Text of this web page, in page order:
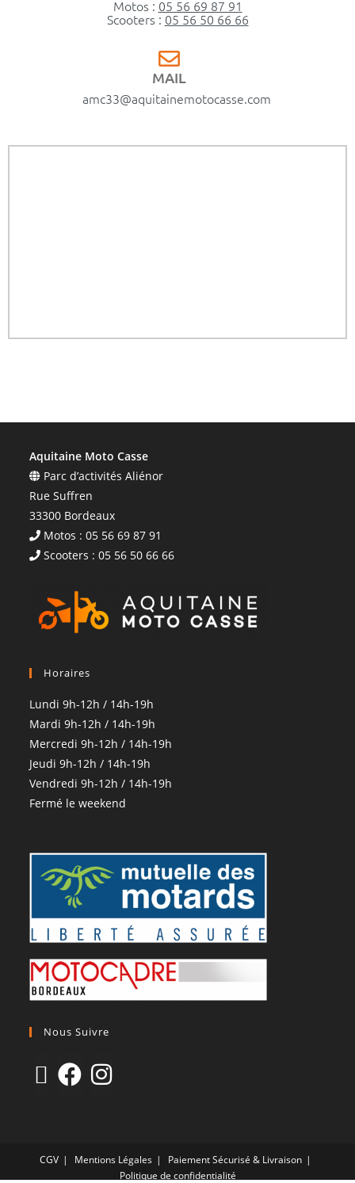
Motos : 05 56 69 87 91
Scooters : 05 56 50 66 66
MAIL
amc33@aquitainemotocasse.com
Aquitaine Moto Casse
Parc d’activités Aliénor
Rue Suffren
33300 Bordeaux
Motos : 05 56 69 87 91
Scooters : 05 56 50 66 66
Horaires
Lundi 9h-12h / 14h-19h
Mardi 9h-12h / 14h-19h
Mercredi 9h-12h / 14h-19h
Jeudi 9h-12h / 14h-19h
Vendredi 9h-12h / 14h-19h
Fermé le weekend
Nous Suivre
CGV Mentions Légales
Paiement Sécurisé & Livraison
Politique de confidentialité